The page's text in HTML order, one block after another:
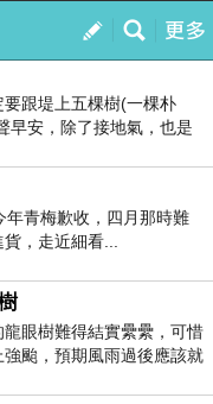
我的
訂閱
跟堤上五棵樹(一棵朴
早安，除了接地氣，也是
青梅歉收，四月那時難
，走近細看...
眼樹難得結實纍纍，可惜
颱，預期風雨過後應該就